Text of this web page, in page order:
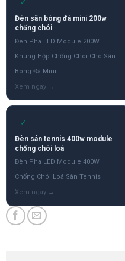
✓
Đèn sân bóng đá mini 200w
chống chói
Đèn Pha LED Module 200W
Khung Hộp Chống Chói Cho Sân
Bóng Đá Mini
✓
Đèn sân tennis 400w module
chống chói loá
Đèn Pha LED Module 400W
Chống Chói Loá Sân Tennis